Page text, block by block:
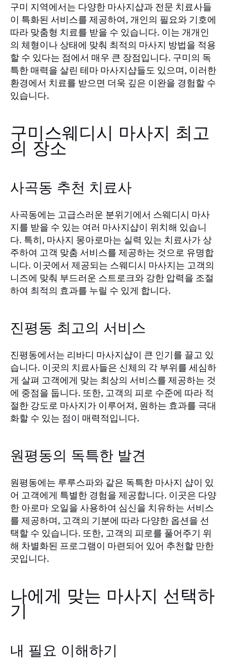
구미 지역에서는 다양한 마사지샵과 전문 치료사들
이 특화된 서비스를 제공하여, 개인의 필요와 기호에
따라 맞춤형 치료를 받을 수 있습니다. 이는 개개인
의 체형이나 상태에 맞춰 최적의 마사지 방법을 적용
할 수 있다는 점에서 매우 큰 장점입니다. 구미의 독
특한 매력을 살린 테마 마사지샵들도 있으며, 이러한
환경에서 치료를 받으면 더욱 깊은 이완을 경험할 수
있습니다.
구미스웨디시 마사지 최고
의 장소
사곡동 추천 치료사
사곡동에는 고급스러운 분위기에서 스웨디시 마사
지를 받을 수 있는 여러 마사지샵이 위치해 있습니
다. 특히, 마사지 몽아로마는 실력 있는 치료사가 상
주하여 고객 맞춤 서비스를 제공하는 것으로 유명합
니다. 이곳에서 제공되는 스웨디시 마사지는 고객의
니즈에 맞춰 부드러운 스트로크와 강한 압력을 조절
하여 최적의 효과를 누릴 수 있게 합니다.
진평동 최고의 서비스
진평동에서는 리바디 마사지샵이 큰 인기를 끌고 있
습니다. 이곳의 치료사들은 신체의 각 부위를 세심하
게 살펴 고객에게 맞는 최상의 서비스를 제공하는 것
에 중점을 둡니다. 또한, 고객의 피로 수준에 따라 적
절한 강도로 마사지가 이루어져, 원하는 효과를 극대
화할 수 있는 점이 매력적입니다.
원평동의 독특한 발견
원평동에는 루루스파와 같은 독특한 마사지 샵이 있
어 고객에게 특별한 경험을 제공합니다. 이곳은 다양
한 아로마 오일을 사용하여 심신을 치유하는 서비스
를 제공하며, 고객의 기분에 따라 다양한 옵션을 선
택할 수 있습니다. 또한, 고객의 피로를 풀어주기 위
해 차별화된 프로그램이 마련되어 있어 추천할 만한
곳입니다.
나에게 맞는 마사지 선택하
기
내 필요 이해하기